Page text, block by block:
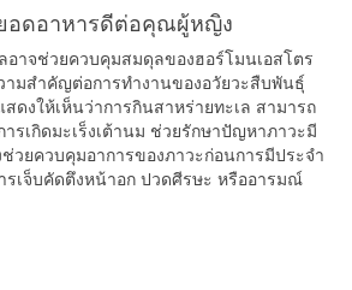
อดอาหารดีต่อคุณผู้หญิง
อาจช่วยควบคุมสมดุลของฮอร์โมนเอสโตร
ามสำคัญต่อการทำงานของอวัยวะสืบพันธุ์
ดงให้เห็นว่าการกินสาหร่ายทะเล สามารถ
รเกิดมะเร็งเต้านม ช่วยรักษาปัญหาภาวะมี
วยควบคุมอาการของภาวะก่อนการมีประจำ
รเจ็บคัดตึงหน้าอก ปวดศีรษะ หรืออารมณ์